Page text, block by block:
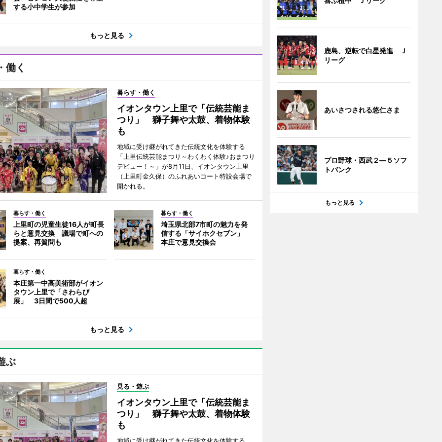
する小中学生が参加
もっと見る
働く
暮らす・働く
イオンタウン上里で「伝統芸能ま
つり」 獅子舞や太鼓、着物体験
も
地域に受け継がれてきた伝統文化を体験する
「上里伝統芸能まつり～わくわく体験♪おまつり
デビュー！～」が8月11日、イオンタウン上里
（上里町金久保）のふれあいコート特設会場で
開かれる。
暮らす・働く
上里町の児童生徒16人が町長
らと意見交換 議場で町への
提案、再質問も
暮らす・働く
埼玉県北部7市町の魅力を発
信する「サイホクセブン」
本庄で意見交換会
暮らす・働く
本庄第一中高美術部がイオン
タウン上里で「さわらび
展」 3日間で500人超
もっと見る
ぶ
見る・遊ぶ
イオンタウン上里で「伝統芸能ま
つり」 獅子舞や太鼓、着物体験
も
鹿島、逆転で白星発進 Ｊ
リーグ
あいさつされる悠仁さま
プロ野球・西武２―５ソフ
トバンク
もっと見る